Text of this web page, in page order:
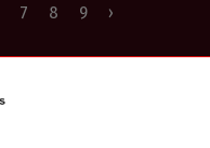
7 8 9 ›